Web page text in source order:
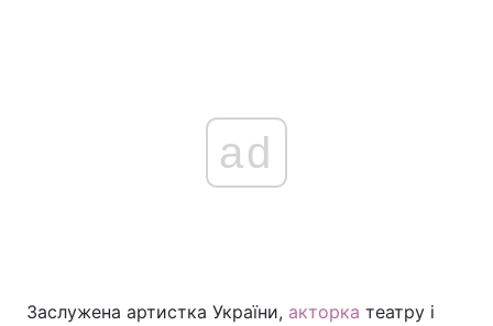
ad
Заслужена артистка України, акторка театру і